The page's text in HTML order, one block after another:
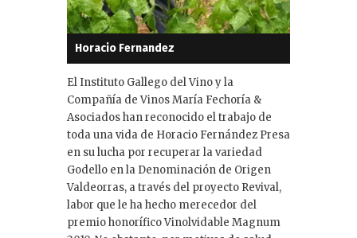
Horacio Fernandez
El Instituto Gallego del Vino y la
Compañía de Vinos María Fechoría &
Asociados han reconocido el trabajo de
toda una vida de Horacio Fernández Presa
en su lucha por recuperar la variedad
Godello en la Denominación de Origen
Valdeorras, a través del proyecto Revival,
labor que le ha hecho merecedor del
premio honorífico Vinolvidable Magnum